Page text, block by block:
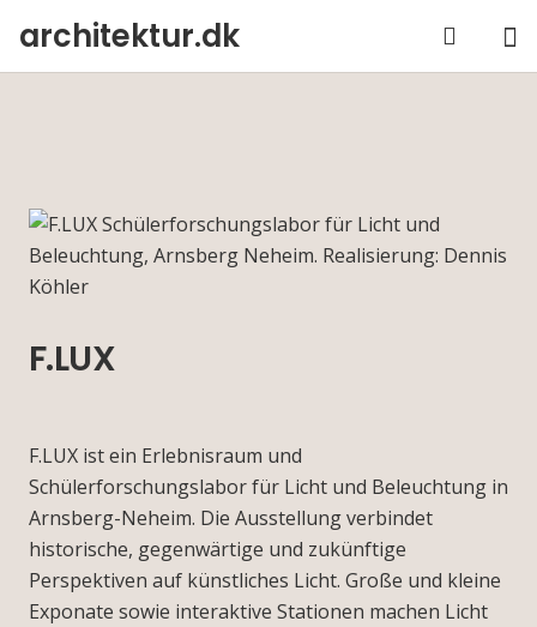
architektur.dk
F.LUX
F.LUX ist ein Erlebnisraum und
Schülerforschungslabor für Licht und Beleuchtung in
Arnsberg-Neheim. Die Ausstellung verbindet
historische, gegenwärtige und zukünftige
Perspektiven auf künstliches Licht. Große und kleine
Exponate sowie interaktive Stationen machen Licht